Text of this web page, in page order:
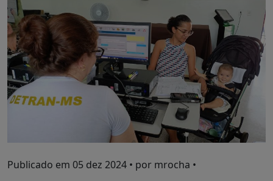
Publicado em 05 dez 2024 • por mrocha •